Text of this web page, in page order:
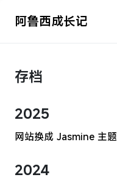
阿鲁西成长记
存档
2025
网站换成 Jasmine 主题
2024